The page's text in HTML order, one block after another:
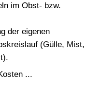
im Obst- bzw.
der eigenen
(Gülle, Mist,
...